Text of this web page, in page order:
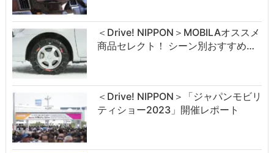
＜Drive! NIPPON＞MOBILAオススメ
商品セレクト！ シーン別おすすめ…
＜Drive! NIPPON＞「ジャパンモビリ
ティショー2023」開催レポート